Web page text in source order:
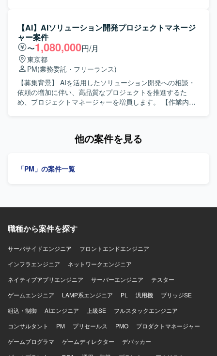
す。要件整理・設計・開発・テストまで一連のプロセスに
携わりながら、大手企業の生成AI活用基盤づくりに一から
関わる経験を積むことができます。 【開発環境】 Azureを
ベースとしたクラウド環境上で、Azure OpenAI Serviceや
Azure Functionsを活用しつつ、Python等を用いてAIエージ
ェントを実装する開発環境となります。
内容】 要件定義の妥当性を確認し、業務要件および非機能
要件の整理を支援していただきます。プロジェクト全体の
進行管理やスケジュールの妥当性確認を行い、ベンダーコ
ントロールを実施していただきます。開発工程からテスト
工程までの推進支援を行い、完成後の移行計画策定を支援
していただきます。また、先方PMO担当者へのPMO業務の
伴走および育成支援も担っていただきます。 【求める人物
像】 業務要件と非機能要件の双方を理解し、スケジュール
や体制、開発規模の妥当性を判断できる方を求めていま
滑にコミュニケーションを取りながら方向性を見出せる方
主体的に推進できる方を歓迎します。 【ポジションの魅
ェクト推進だけでなく、PMO体制や進め方の設計、ベンダ
ントスキルを発揮できます。また、先方PMO担当者の育成
けます。 【開発環境】 経費精算システムのリニューアルに
おり、一部でAWSを利用したサービス・システムの活用が
想定されています。
【AI】AIソリューション開発プロジェクトマネージ
ャー案件
〜1,080,000円/月
東京都
PM(業務委託・フリーランス)
【募集背景】 AIを活用したソリューション開発への相談・
依頼の増加に伴い、高品質なプロジェクトを推進するた
め、プロジェクトマネージャーを増員します。 【作業内
設計、プロジェクト計画の策定、開発フェーズの進捗・品
像】 顧客の課題や要望を深く理解し、最適な解決策を考え
力】 AIを活用したシステム開発を通じて顧客の業務変革や
して携わり、AI・DX領域の多様なプロジェクトを通じてPM
の顧客向けシステム開発を行います。
他の案件を見る
「PM」の案件一覧
職種から案件を探す
サーバサイドエンジニア
フロントエンドエンジニア
インフラエンジニア
ネットワークエンジニア
ネイティブアプリエンジニア
サーバーエンジニア
テスター
ゲームエンジニア
LAMP系エンジニア PL 汎用機
ブリッジSE
組込・制御
AIエンジニア 上級SE
フルスタックエンジニア
コンサルタント
PM プリセールス PMO
プロダクトマネージャー
ゲームプログラマ
ゲームディレクター
デバッカー